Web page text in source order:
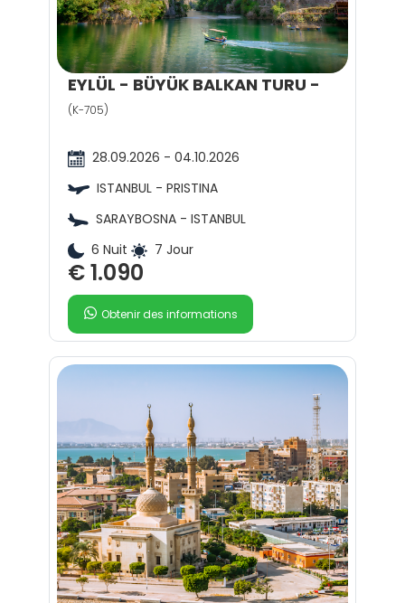
EYLÜL - BÜYÜK BALKAN TURU -
(K-705)
28.09.2026 - 04.10.2026
ISTANBUL - PRISTINA
SARAYBOSNA - ISTANBUL
6 Nuit
7 Jour
€ 1.090
Obtenir des informations